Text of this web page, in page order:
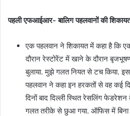
पहली एफआईआर- बालिग पहलवानों की
एक पहलवान ने शिकायत में कहा है कि
दौरान रेस्टोरेंट में खाने के दौरान
बुलाया. मुझे गलत नियत से टच किया.
पहलवान ने कहा इन हरकतों से वह कई
दिनों बाद दिल्ली स्थित रेसलिंग
गलत तरीके से छुआ गया. ऑफिस में